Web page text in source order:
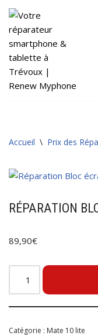
Aller
au
contenu
Accueil \ Prix des
RÉPARATION
89,90€
Catégorie : Mate 10 lite